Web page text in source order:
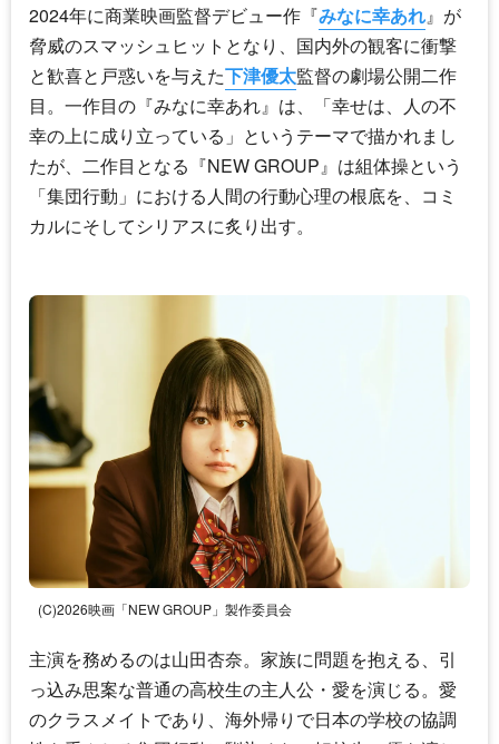
2024年に商業映画監督デビュー作『みなに幸あれ』が
脅威のスマッシュヒットとなり、国内外の観客に衝撃
と歓喜と戸惑いを与えた下津優太監督の劇場公開二作
目。一作目の『みなに幸あれ』は、「幸せは、人の不
幸の上に成り立っている」というテーマで描かれまし
たが、二作目となる『NEW GROUP』は組体操という
「集団行動」における人間の行動心理の根底を、コミ
カルにそしてシリアスに炙り出す。
(C)2026映画「NEW GROUP」製作委員会
主演を務めるのは山田杏奈。家族に問題を抱える、引
っ込み思案な普通の高校生の主人公・愛を演じる。愛
のクラスメイトであり、海外帰りで日本の学校の協調